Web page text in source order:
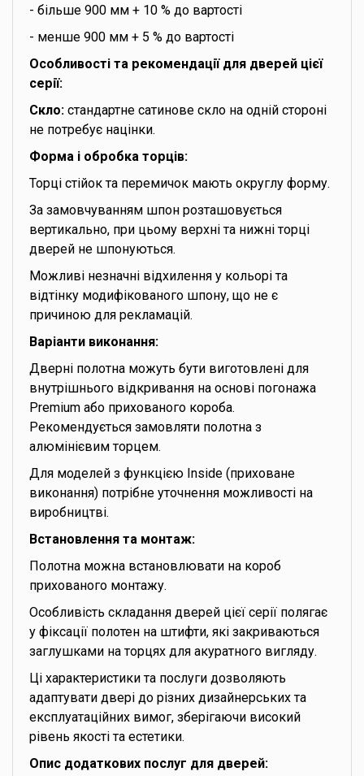
- більше 900 мм + 10 % до вартості
- менше 900 мм + 5 % до вартості
Особливості та рекомендації для дверей цієї
серії:
Скло: стандартне сатинове скло на одній стороні
не потребує націнки.
Форма і обробка торців:
Торці стійок та перемичок мають округлу форму.
За замовчуванням шпон розташовується
вертикально, при цьому верхні та нижні торці
дверей не шпонуються.
Можливі незначні відхилення у кольорі та
відтінку модифікованого шпону, що не є
причиною для рекламацій.
Варіанти виконання:
Дверні полотна можуть бути виготовлені для
внутрішнього відкривання на основі погонажа
Premium або прихованого короба.
Рекомендується замовляти полотна з
алюмінієвим торцем.
Для моделей з функцією Inside (приховане
виконання) потрібне уточнення можливості на
виробництві.
Встановлення та монтаж:
Полотна можна встановлювати на короб
прихованого монтажу.
Особливість складання дверей цієї серії полягає
у фіксації полотен на штифти, які закриваються
заглушками на торцях для акуратного вигляду.
Ці характеристики та послуги дозволяють
адаптувати двері до різних дизайнерських та
експлуатаційних вимог, зберігаючи високий
рівень якості та естетики.
Опис додаткових послуг для дверей: